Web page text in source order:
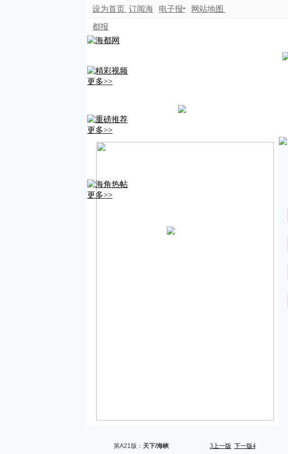
设为首页 订阅海
都报
电子报 网站地图
更多>>
更多>>
更多>>
第A21版： 天下/海峡 3上一版 下一版4